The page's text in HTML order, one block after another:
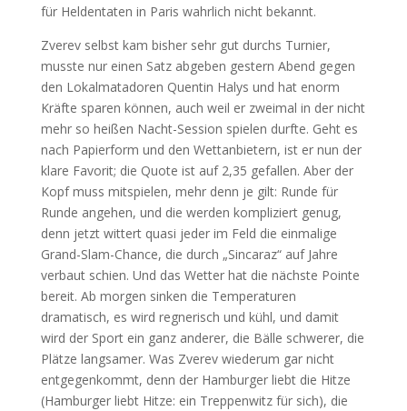
für Heldentaten in Paris wahrlich nicht bekannt.
Zverev selbst kam bisher sehr gut durchs Turnier,
musste nur einen Satz abgeben gestern Abend gegen
den Lokalmatadoren Quentin Halys und hat enorm
Kräfte sparen können, auch weil er zweimal in der nicht
mehr so heißen Nacht-Session spielen durfte. Geht es
nach Papierform und den Wettanbietern, ist er nun der
klare Favorit; die Quote ist auf 2,35 gefallen. Aber der
Kopf muss mitspielen, mehr denn je gilt: Runde für
Runde angehen, und die werden kompliziert genug,
denn jetzt wittert quasi jeder im Feld die einmalige
Grand-Slam-Chance, die durch „Sincaraz“ auf Jahre
verbaut schien. Und das Wetter hat die nächste Pointe
bereit. Ab morgen sinken die Temperaturen
dramatisch, es wird regnerisch und kühl, und damit
wird der Sport ein ganz anderer, die Bälle schwerer, die
Plätze langsamer. Was Zverev wiederum gar nicht
entgegenkommt, denn der Hamburger liebt die Hitze
(Hamburger liebt Hitze: ein Treppenwitz für sich), die